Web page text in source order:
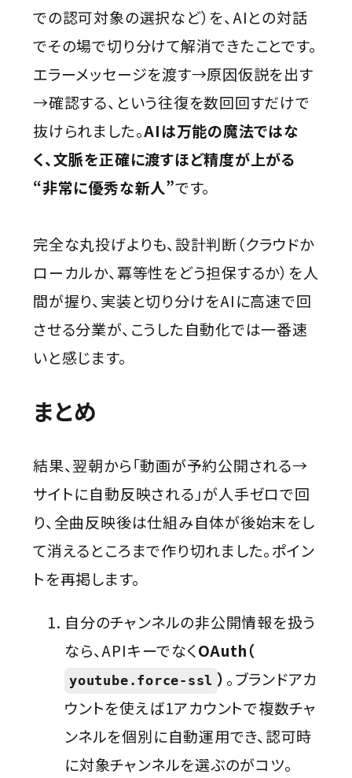
での認可対象の選択など）を、AIとの対話
でその場で切り分けて解消できたことです。
エラーメッセージを渡す→原因仮説を出す
→確認する、という往復を数回回すだけで
抜けられました。AIは万能の魔法ではな
く、文脈を正確に渡すほど精度が上がる
“非常に優秀な新人”です。
完全な丸投げよりも、設計判断（クラウドか
ローカルか、冪等性をどう担保するか）を人
間が握り、実装と切り分けをAIに高速で回
させる分業が、こうした自動化では一番速
いと感じます。
まとめ
結果、翌朝から「動画が予約公開される→
サイトに自動反映される」が人手ゼロで回
り、全曲反映後は仕組み自体が後始末をし
て消えるところまで作り切れました。ポイン
トを再掲します。
自分のチャンネルの非公開情報を扱う
なら、APIキーでなくOAuth（
youtube.force-ssl ） 。ブランドアカ
ウントを使えば1アカウントで複数チャ
ンネルを個別に自動運用でき、認可時
に対象チャンネルを選ぶのがコツ。